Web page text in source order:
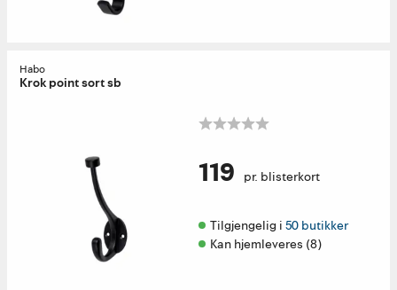
Habo
Krok point sort sb
119 pr. blisterkort
Tilgjengelig i 50 butikker
Kan hjemleveres (8)